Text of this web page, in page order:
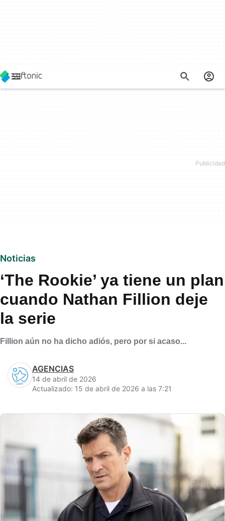
Noticias
‘The Rookie’ ya tiene un plan
cuando Nathan Fillion deje
la serie
Fillion aún no ha dicho adiós, pero por si acaso...
AGENCIAS
14 de abril de 2026
Actualizado: 15 de abril de 2026 a las 7:21